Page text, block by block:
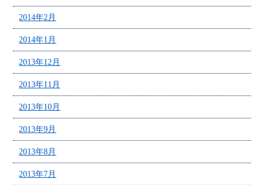
2014年2月
2014年1月
2013年12月
2013年11月
2013年10月
2013年9月
2013年8月
2013年7月